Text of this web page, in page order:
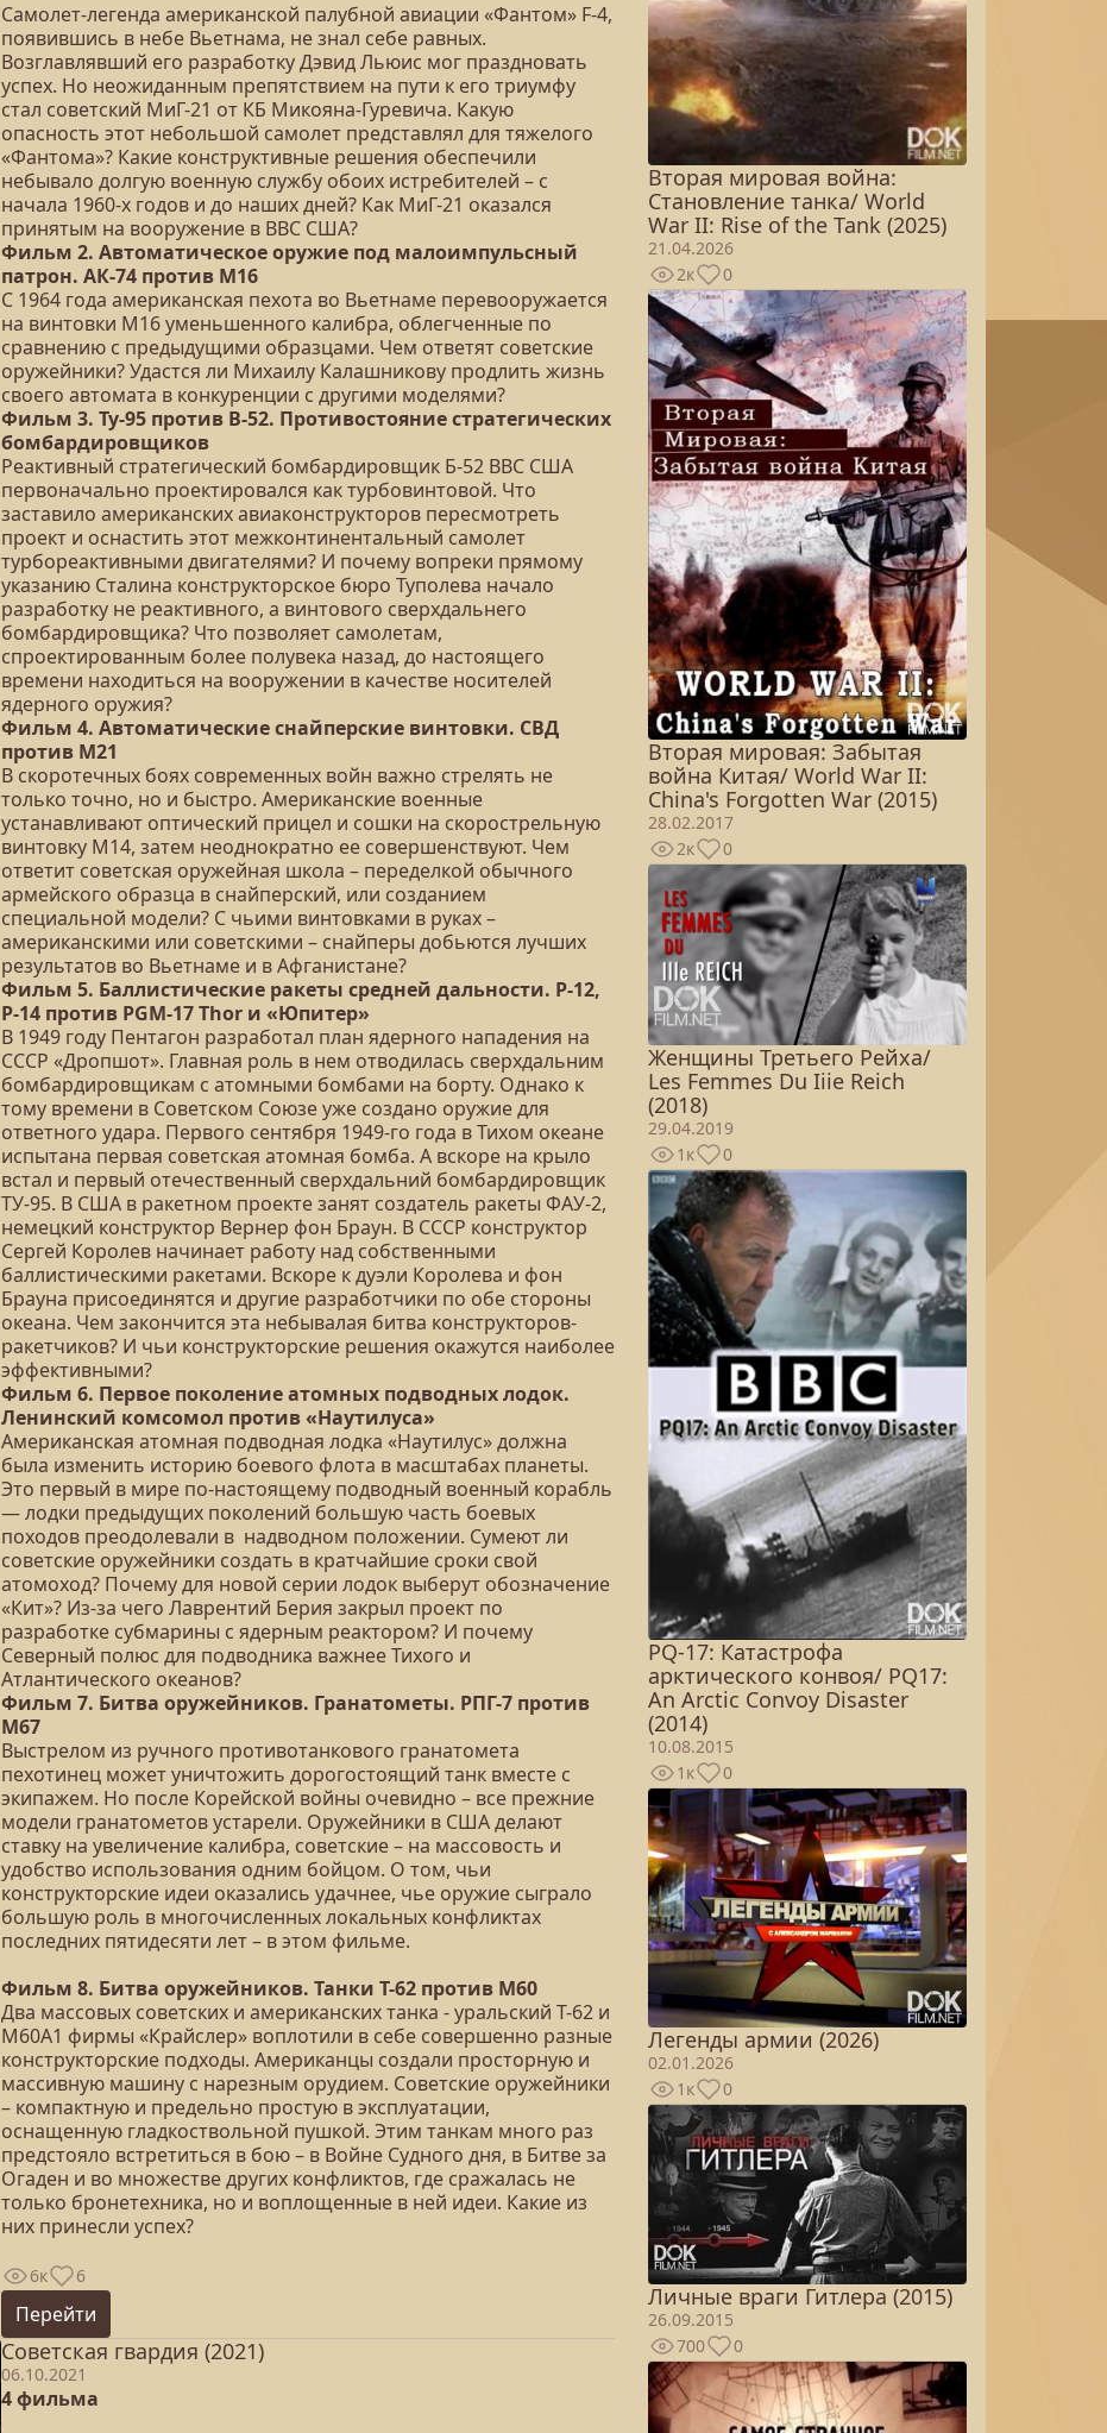
Самолет-легенда американской палубной авиации «Фантом» F-4,
появившись в небе Вьетнама, не знал себе равных.
Возглавлявший его разработку Дэвид Льюис мог праздновать
успех. Но неожиданным препятствием на пути к его триумфу
стал советский МиГ-21 от КБ Микояна-Гуревича. Какую
опасность этот небольшой самолет представлял для тяжелого
«Фантома»? Какие конструктивные решения обеспечили
небывало долгую военную службу обоих истребителей – с
начала 1960-х годов и до наших дней? Как МиГ-21 оказался
принятым на вооружение в ВВС США?
Фильм 2. Автоматическое оружие под малоимпульсный
патрон. АК-74 против М16
С 1964 года американская пехота во Вьетнаме перевооружается
на винтовки М16 уменьшенного калибра, облегченные по
сравнению с предыдущими образцами. Чем ответят советские
оружейники? Удастся ли Михаилу Калашникову продлить жизнь
своего автомата в конкуренции с другими моделями?
Фильм 3. Ту-95 против B-52. Противостояние стратегических
бомбардировщиков
Реактивный стратегический бомбардировщик Б-52 ВВС США
первоначально проектировался как турбовинтовой. Что
заставило американских авиаконструкторов пересмотреть
проект и оснастить этот межконтинентальный самолет
турбореактивными двигателями? И почему вопреки прямому
указанию Сталина конструкторское бюро Туполева начало
разработку не реактивного, а винтового сверхдальнего
бомбардировщика? Что позволяет самолетам,
спроектированным более полувека назад, до настоящего
времени находиться на вооружении в качестве носителей
ядерного оружия?
Фильм 4. Автоматические снайперские винтовки. СВД
против М21
В скоротечных боях современных войн важно стрелять не
только точно, но и быстро. Американские военные
устанавливают оптический прицел и сошки на скорострельную
винтовку М14, затем неоднократно ее совершенствуют. Чем
ответит советская оружейная школа – переделкой обычного
армейского образца в снайперский, или созданием
специальной модели? С чьими винтовками в руках –
американскими или советскими – снайперы добьются лучших
результатов во Вьетнаме и в Афганистане?
Фильм 5. Баллистические ракеты средней дальности. Р-12,
Р-14 против PGM-17 Thor и «Юпитер»
В 1949 году Пентагон разработал план ядерного нападения на
СССР «Дропшот». Главная роль в нем отводилась сверхдальним
бомбардировщикам с атомными бомбами на борту. Однако к
тому времени в Советском Союзе уже создано оружие для
ответного удара. Первого сентября 1949-го года в Тихом океане
испытана первая советская атомная бомба. А вскоре на крыло
встал и первый отечественный сверхдальний бомбардировщик
ТУ-95. В США в ракетном проекте занят создатель ракеты ФАУ-2,
немецкий конструктор Вернер фон Браун. В СССР конструктор
Сергей Королев начинает работу над собственными
баллистическими ракетами. Вскоре к дуэли Королева и фон
Брауна присоединятся и другие разработчики по обе стороны
океана. Чем закончится эта небывалая битва конструкторов-
ракетчиков? И чьи конструкторские решения окажутся наиболее
эффективными?
Фильм 6. Первое поколение атомных подводных лодок.
Ленинский комсомол против «Наутилуса»
Американская атомная подводная лодка «Наутилус» должна
была изменить историю боевого флота в масштабах планеты.
Это первый в мире по-настоящему подводный военный корабль
— лодки предыдущих поколений большую часть боевых
походов преодолевали в надводном положении. Сумеют ли
советские оружейники создать в кратчайшие сроки свой
атомоход? Почему для новой серии лодок выберут обозначение
«Кит»? Из-за чего Лаврентий Берия закрыл проект по
разработке субмарины с ядерным реактором? И почему
Северный полюс для подводника важнее Тихого и
Атлантического океанов?
Фильм 7. Битва оружейников. Гранатометы. РПГ-7 против
М67
Выстрелом из ручного противотанкового гранатомета
пехотинец может уничтожить дорогостоящий танк вместе с
экипажем. Но после Корейской войны очевидно – все прежние
модели гранатометов устарели. Оружейники в США делают
ставку на увеличение калибра, советские – на массовость и
удобство использования одним бойцом. О том, чьи
конструкторские идеи оказались удачнее, чье оружие сыграло
большую роль в многочисленных локальных конфликтах
последних пятидесяти лет – в этом фильме.
Фильм 8. Битва оружейников. Танки Т-62 против М60
Два массовых советских и американских танка - уральский Т-62 и
М60А1 фирмы «Крайслер» воплотили в себе совершенно разные
конструкторские подходы. Американцы создали просторную и
массивную машину с нарезным орудием. Советские оружейники
– компактную и предельно простую в эксплуатации,
оснащенную гладкоствольной пушкой. Этим танкам много раз
предстояло встретиться в бою – в Войне Судного дня, в Битве за
Огаден и во множестве других конфликтов, где сражалась не
только бронетехника, но и воплощенные в ней идеи. Какие из
них принесли успех?
6к 6
Перейти
Советская гвардия (2021)
06.10.2021
4 фильма
Вторая мировая война:
Становление танка/ World
War II: Rise of the Tank (2025)
21.04.2026
2к
0
Вторая мировая: Забытая
война Китая/ World War II:
China's Forgotten War (2015)
28.02.2017
2к
0
Женщины Третьего Рейха/
Les Femmes Du Iiie Reich
(2018)
29.04.2019
1к
0
PQ-17: Катастрофа
арктического конвоя/ PQ17:
An Arctic Convoy Disaster
(2014)
10.08.2015
1к
0
Легенды армии (2026)
02.01.2026
1к
0
Личные враги Гитлера (2015)
26.09.2015
700
0